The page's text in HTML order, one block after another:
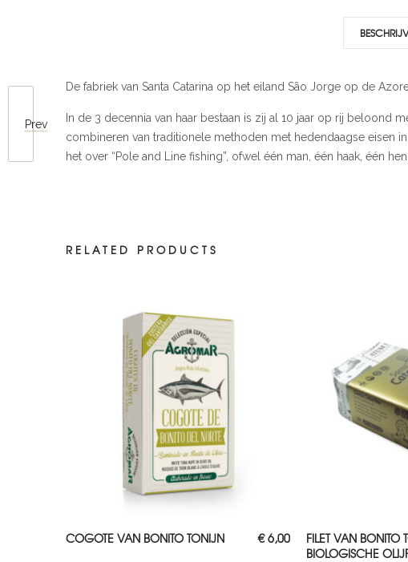
Prev
De fabriek van Santa Catarina op het eiland São Jorge op de
In de 3 decennia van haar bestaan is zij al 10 jaar op rij beloond
combineren van traditionele methoden met hedendaagse eisen
het over “Pole and Line fishing”, ofwel één man, één haak, één
RELATED PRODUCTS
TOEVOEGEN AAN WINKELWAGEN
COGOTE VAN BONITO TONIJN €6,00 TOEVOEGEN
FILET VAN BONITO
BIOLOGISCHE